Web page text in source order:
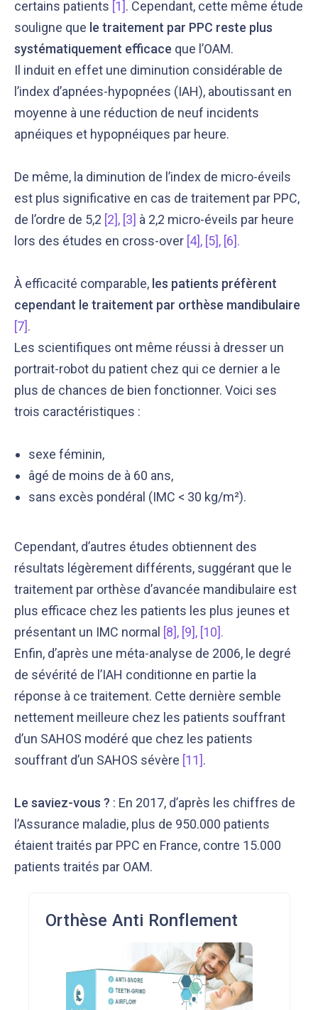
certains patients [1]. Cependant, cette même étude
souligne que le traitement par PPC reste plus
systématiquement efficace que l’OAM.
Il induit en effet une diminution considérable de
l’index d’apnées-hypopnées (IAH), aboutissant en
moyenne à une réduction de neuf incidents
apnéiques et hypopnéiques par heure.
De même, la diminution de l’index de micro-éveils
est plus significative en cas de traitement par PPC,
de l’ordre de 5,2 [2], [3] à 2,2 micro-éveils par heure
lors des études en cross-over [4], [5], [6].
À efficacité comparable, les patients préfèrent
cependant le traitement par orthèse mandibulaire
[7].
Les scientifiques ont même réussi à dresser un
portrait-robot du patient chez qui ce dernier a le
plus de chances de bien fonctionner. Voici ses
trois caractéristiques :
sexe féminin,
âgé de moins de à 60 ans,
sans excès pondéral (IMC < 30 kg/m²).
Cependant, d’autres études obtiennent des
résultats légèrement différents, suggérant que le
traitement par orthèse d’avancée mandibulaire est
plus efficace chez les patients les plus jeunes et
présentant un IMC normal [8], [9], [10].
Enfin, d’après une méta-analyse de 2006, le degré
de sévérité de l’IAH conditionne en partie la
réponse à ce traitement. Cette dernière semble
nettement meilleure chez les patients souffrant
d’un SAHOS modéré que chez les patients
souffrant d’un SAHOS sévère [11].
Le saviez-vous ? : En 2017, d’après les chiffres de
l’Assurance maladie, plus de 950.000 patients
étaient traités par PPC en France, contre 15.000
patients traités par OAM.
Orthèse Anti Ronflement